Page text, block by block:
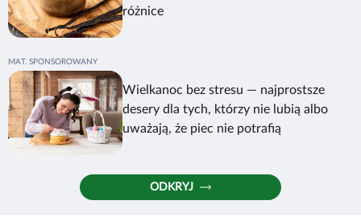
różnice
Wielkanoc bez stresu — najprostsze
desery dla tych, którzy nie lubią albo
uważają, że piec nie potrafią
ODKRYJ